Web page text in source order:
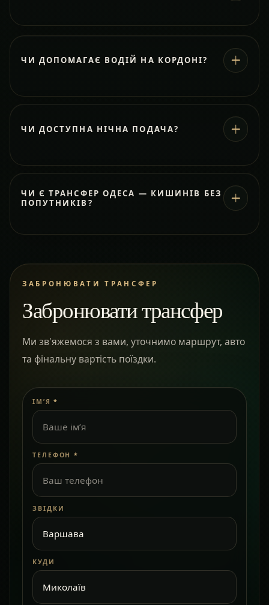
ЧИ ДОПОМАГАЄ ВОДІЙ НА КОРДОНІ?
ЧИ ДОСТУПНА НІЧНА ПОДАЧА?
ЧИ Є ТРАНСФЕР ОДЕСА — КИШИНІВ БЕЗ
ПОПУТНИКІВ?
ЗАБРОНЮВАТИ ТРАНСФЕР
Забронювати трансфер
Ми зв'яжемося з вами, уточнимо маршрут, авто
та фінальну вартість поїздки.
ІМ’Я *
ТЕЛЕФОН *
ЗВІДКИ
КУДИ